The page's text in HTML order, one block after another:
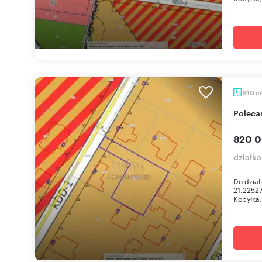
810 m
820
Do